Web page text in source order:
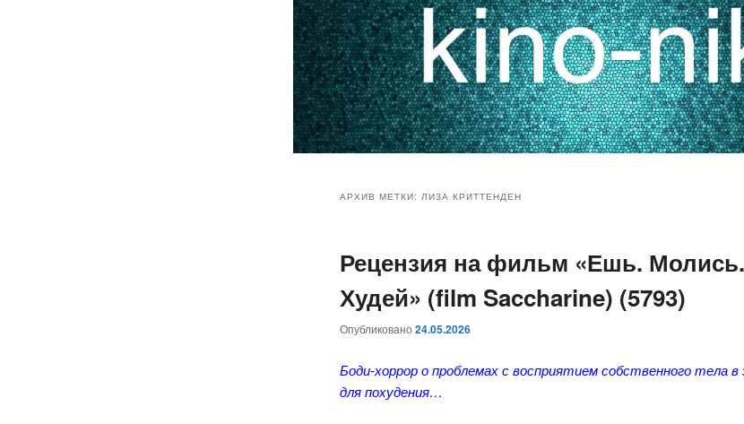
основному
содержимому
дополнительному
содержимому
АРХИВ МЕТКИ: ЛИЗА КРИТТЕНДЕН
Рецензия на фильм «Ешь. Молись.
Худей» (film Saccharine) (5793)
Опубликовано24.05.2026
Боди-хоррор о проблемах с восприятием собственного тела в
для похудения…